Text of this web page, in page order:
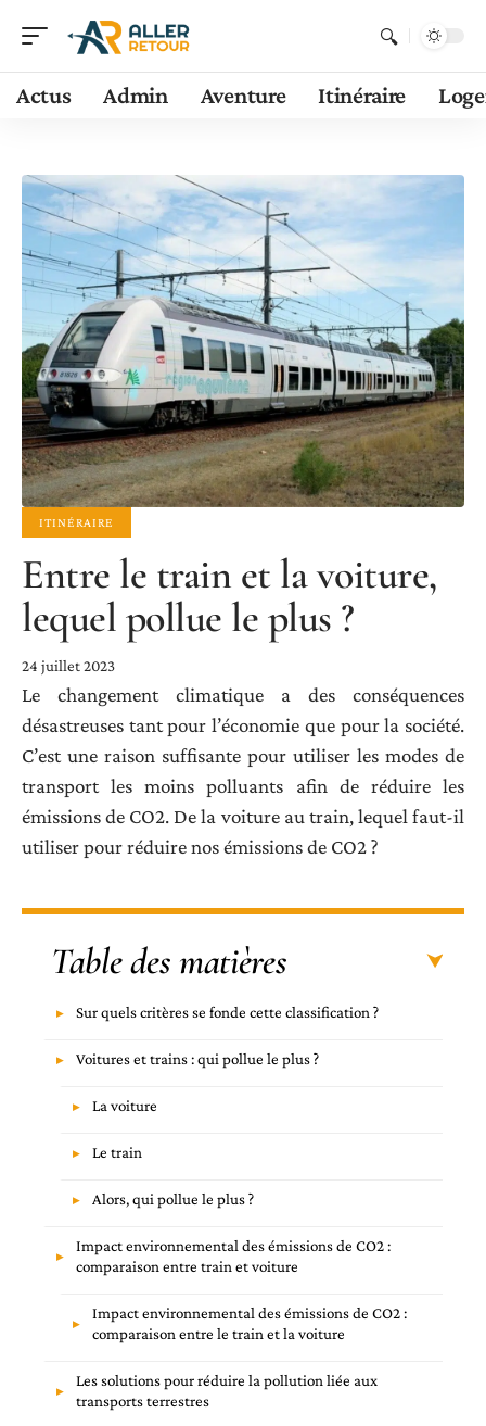
Actus Admin Aventure Itinéraire
ITINÉRAIRE
Entre le train et la voiture,
lequel pollue le plus ?
24 juillet 2023
Le changement climatique a des conséquences
désastreuses tant pour l’économie que pour la société.
C’est une raison suffisante pour utiliser les modes de
transport les moins polluants afin de réduire les
émissions de CO2. De la voiture au train, lequel faut-il
utiliser pour réduire nos émissions de CO2 ?
Table des matières
Sur quels critères se fonde cette classification ?
Voitures et trains : qui pollue le plus ?
La voiture
Le train
Alors, qui pollue le plus ?
Impact environnemental des émissions de CO2 :
comparaison entre train et voiture
Impact environnemental des émissions de CO2 :
comparaison entre le train et la voiture
Les solutions pour réduire la pollution liée aux
transports terrestres